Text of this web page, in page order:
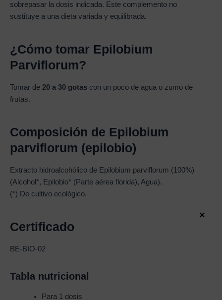
sobrepasar la dosis indicada. Este complemento no
sustituye a una dieta variada y equilibrada.
¿Cómo tomar Epilobium
Parviflorum?
Tomar de 20 a 30 gotas con un poco de agua o zumo de
frutas.
Composición de Epilobium
parviflorum (epilobio)
Extracto hidroalcohólico de Epilobium parviflorum (100%)
(Alcohol*, Epilobio* (Parte aérea florida), Agua).
(*) De cultivo ecológico.
Certificado
BE-BIO-02
Tabla nutricional
Para 1 dosis
×